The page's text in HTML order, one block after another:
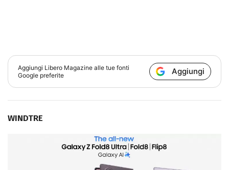
Aggiungi Libero Magazine alle tue fonti
Google preferite
Aggiungi
WINDTRE